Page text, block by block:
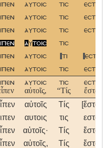
αυτοισ τισ εσται
αυτοισ τισ εσται
αυτοισ τισ εσται
αυτοισ τισ
αυτοισ τι εστιν
αυτοισ τισ εσται
αυτοισ
αὐτοῖς,
τισ
“Τίς
εσται
ἔσται
αὐτοῖς Τίς [ἔσται]
αυτοις τις εσται
αὐτοῖς· Τίς ἔσται
αὐτοῖς, Τίς ἔσται